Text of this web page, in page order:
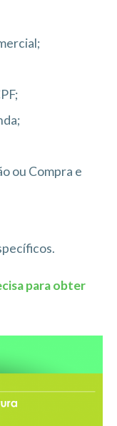
ou Compra e
para obter